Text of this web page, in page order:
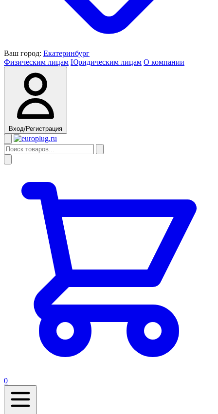
Ваш город: Екатеринбург
Физическим лицам Юридическим лицам О компании
Вход/Регистрация
0